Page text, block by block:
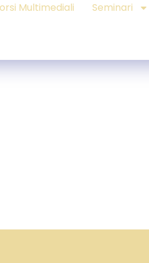
Multimediali Seminari